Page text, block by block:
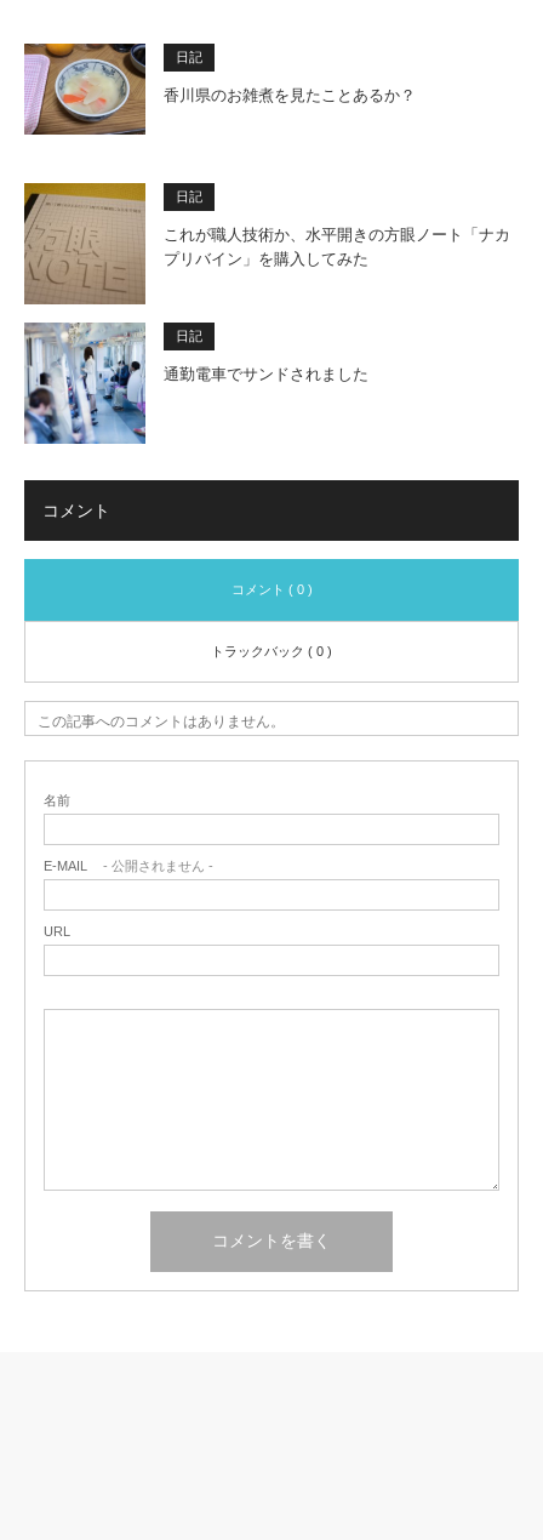
日記
香川県のお雑煮を見たことあるか？
日記
これが職人技術か、水平開きの方眼ノート「ナカ
プリバイン」を購入してみた
日記
通勤電車でサンドされました
コメント
コメント ( 0 )
トラックバック ( 0 )
この記事へのコメントはありません。
名前
E-MAIL - 公開されません -
URL